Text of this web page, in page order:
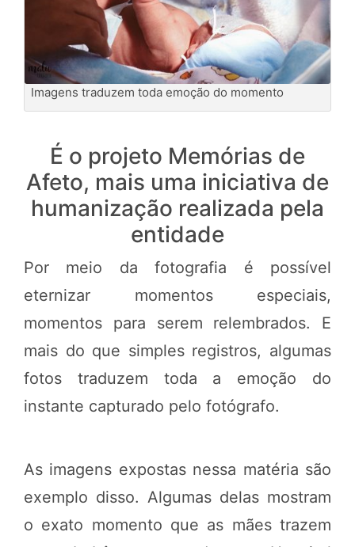
Imagens traduzem toda emoção do momento
É o projeto Memórias de
Afeto, mais uma iniciativa de
humanização realizada pela
entidade
Por meio da fotografia é possível
eternizar momentos especiais,
momentos para serem relembrados. E
mais do que simples registros, algumas
fotos traduzem toda a emoção do
instante capturado pelo fotógrafo.
As imagens expostas nessa matéria são
exemplo disso. Algumas delas mostram
o exato momento que as mães trazem